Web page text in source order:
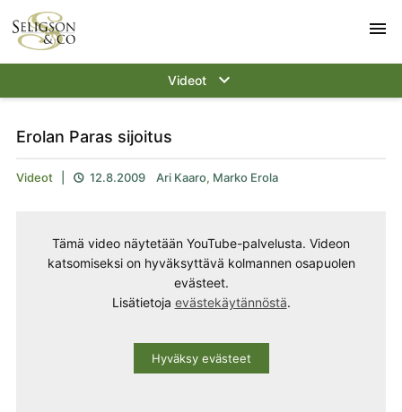
menu
Videot keyboard_arrow_down
Erolan Paras sijoitus
Videot 12.8.2009 Ari Kaaro, Marko Erola
Tämä video näytetään YouTube-palvelusta. Videon
katsomiseksi on hyväksyttävä kolmannen osapuolen
evästeet.
Lisätietoja evästekäytännöstä.
Hyväksy evästeet